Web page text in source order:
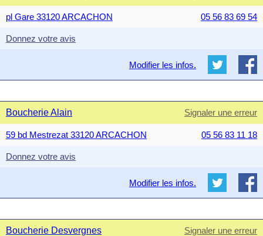
pl Gare 33120 ARCACHON 05 56 83 69 54
Donnez votre avis
Modifier les infos.
Boucherie Alain Signaler une erreur
59 bd Mestrezat 33120 ARCACHON 05 56 83 11 18
Donnez votre avis
Modifier les infos.
Boucherie Desvergnes Signaler une erreur